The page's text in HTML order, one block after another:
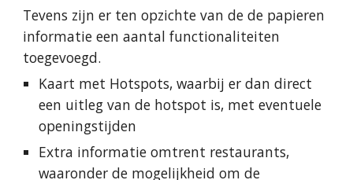
Tevens zijn er ten opzichte van de de papieren
informatie een aantal functionaliteiten
toegevoegd.
Kaart met Hotspots, waarbij er dan direct
een uitleg van de hotspot is, met eventuele
openingstijden
Extra informatie omtrent restaurants,
waaronder de mogelijkheid om de